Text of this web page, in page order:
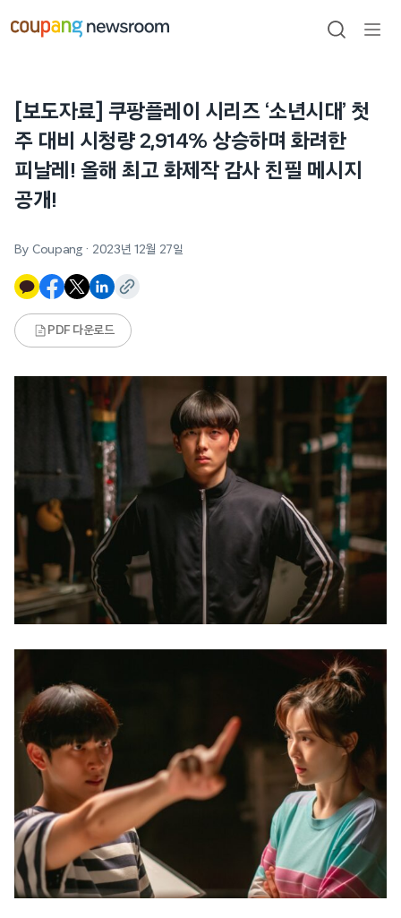
건너뛰기
검색
[보도자료] 쿠팡플레이 시리즈 ‘소년시대’ 첫
주 대비 시청량 2,914% 상승하며 화려한
피날레! 올해 최고 화제작 감사 친필 메시지
공개!
By Coupang · 2023년 12월 27일
PDF 다운로드